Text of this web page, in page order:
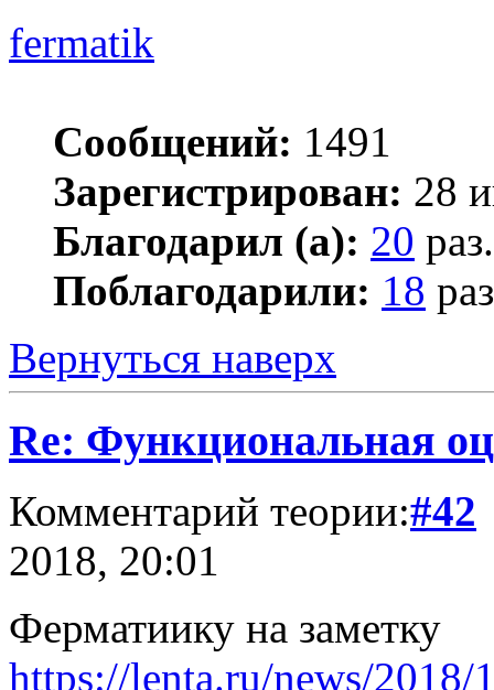
fermatik
Сообщений: 1491
Зарегистрирован: 28
Благодарил (а): 20 раз.
Поблагодарили: 18
Вернуться наверх
Re: Функциональная
Комментарий теории:#42
2018, 20:01
Ферматиику на заметку
https://lenta.ru/news/2018/